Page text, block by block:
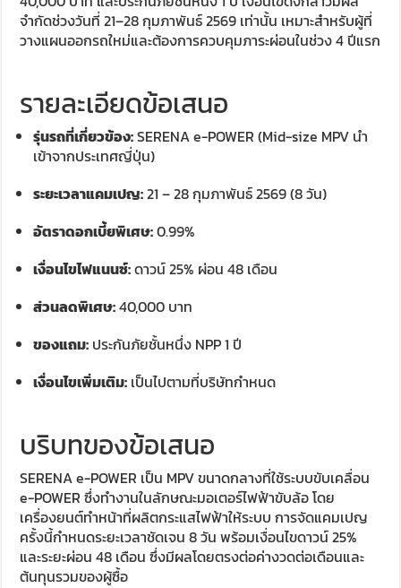
จำกัดช่วงวันที่ 21–28 กุมภาพันธ์ 2569 เท่านั้น เหมาะสำหรับผู้ที่
วางแผนออกรถใหม่และต้องการควบคุมภาระผ่อนในช่วง 4 ปีแรก
รายละเอียดข้อเสนอ
รุ่นรถที่เกี่ยวข้อง:SERENA e-POWER (Mid-size MPV นำ
เข้าจากประเทศญี่ปุ่น)
ระยะเวลาแคมเปญ:21 – 28 กุมภาพันธ์ 2569 (8 วัน)
อัตราดอกเบี้ยพิเศษ:0.99%
เงื่อนไขไฟแนนซ์:ดาวน์ 25% ผ่อน 48 เดือน
ส่วนลดพิเศษ:40,000 บาท
ของแถม: ประกันภัยชั้นหนึ่ง NPP 1 ปี
เงื่อนไขเพิ่มเติม: เป็นไปตามที่บริษัทกำหนด
บริบทของข้อเสนอ
SERENA e-POWER เป็น MPV ขนาดกลางที่ใช้ระบบขับเคลื่อน
e-POWER ซึ่งทำงานในลักษณะมอเตอร์ไฟฟ้าขับล้อ โดย
เครื่องยนต์ทำหน้าที่ผลิตกระแสไฟฟ้าให้ระบบ การจัดแคมเปญ
ครั้งนี้กำหนดระยะเวลาชัดเจน 8 วัน พร้อมเงื่อนไขดาวน์ 25%
และระยะผ่อน 48 เดือน ซึ่งมีผลโดยตรงต่อค่างวดต่อเดือนและ
ต้นทุนรวมของผู้ซื้อ